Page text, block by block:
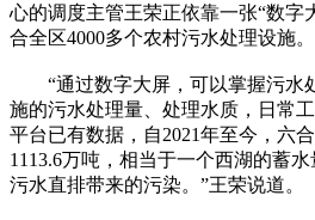
心的调度主管王荣正依靠一张“数字
合全区4000多个农村污水处理设施。
“通过数字大屏，可以掌握污水
施的污水处理量、处理水质，日常
平台已有数据，自2021年至今，六
1113.6万吨，相当于一个西湖的蓄
污水直排带来的污染。”王荣说道。